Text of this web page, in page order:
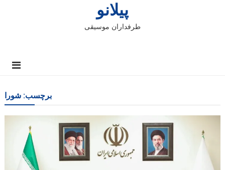
پیلانو
طرفداران موسیقی
برچسب:شورا